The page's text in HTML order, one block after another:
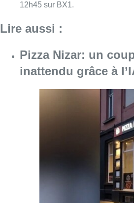
12h45 sur BX1.
Lire aussi :
Pizza Nizar: un
inattendu grâce à